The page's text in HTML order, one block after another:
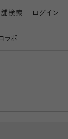
検索 ログイン
ラボ